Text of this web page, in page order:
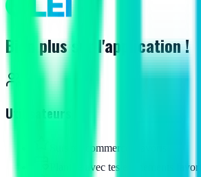
Bien plus sur l'application !
Utilisateurs
Suis tes commerces favoris
Planifie avec tes événements favoris